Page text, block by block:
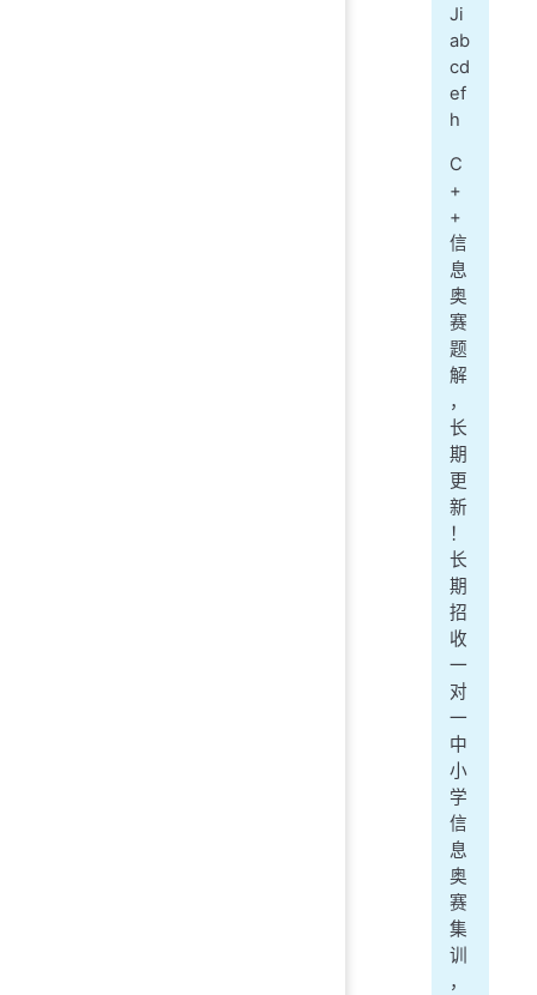
Ji
ab
cd
ef
h
C
+
+
信
息
奥
赛
题
解
，
长
期
更
新
！
长
期
招
收
一
对
一
中
小
学
信
息
奥
赛
集
训
，